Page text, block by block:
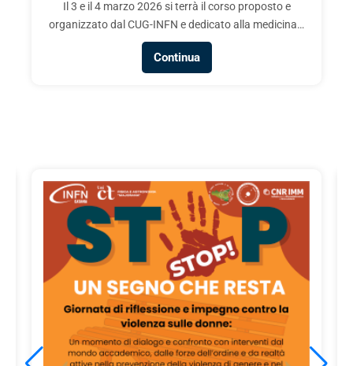
Il 3 e il 4 marzo 2026 si terrà il corso proposto e
organizzato dal CUG-INFN e dedicato alla medicina…
Continua